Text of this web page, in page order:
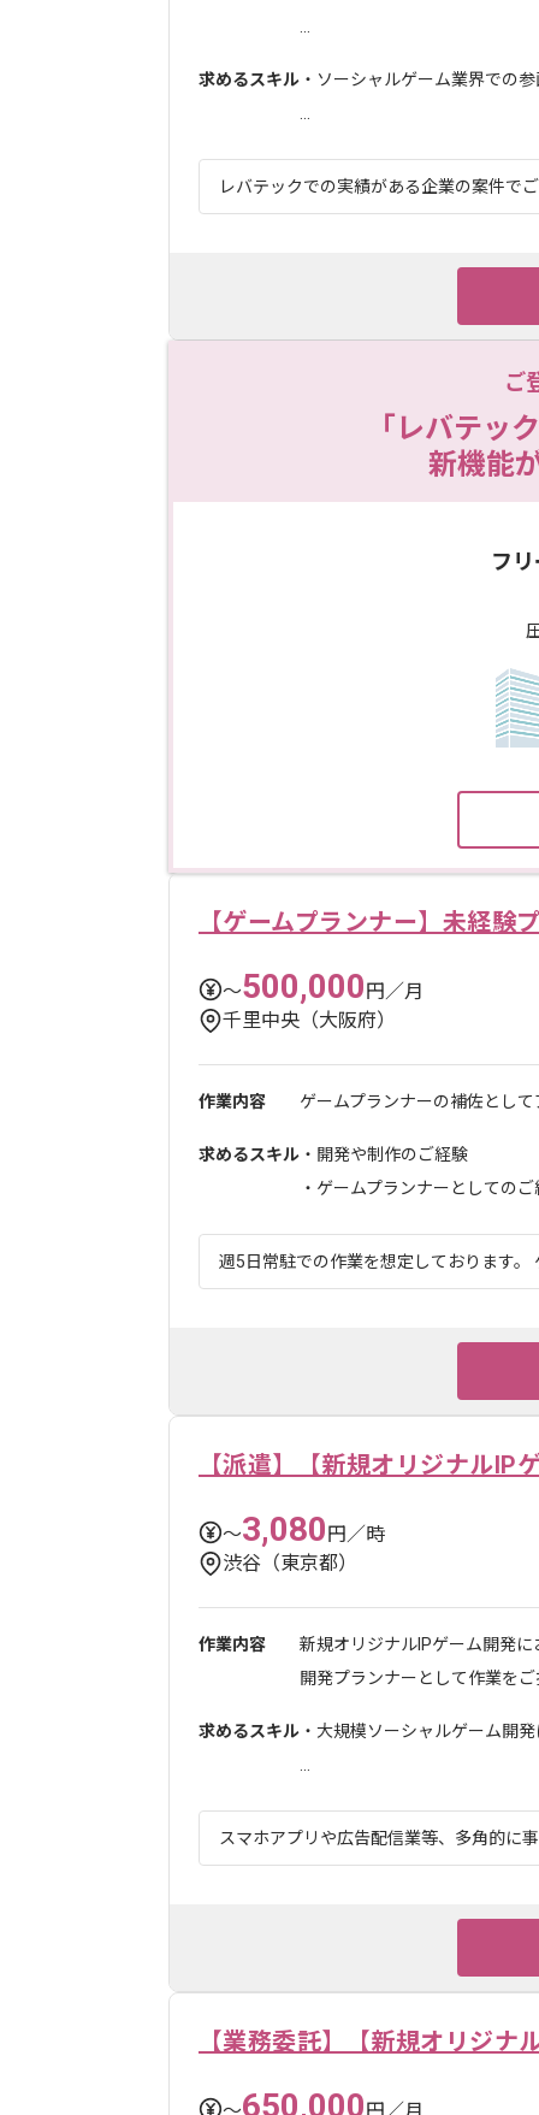
求めるスキル ・ソーシャルゲーム業界での
レバテックでの実績がある企業の案件で
ご
「レバテッ
新機能
フ
【ゲームプランナー】未経験
〜500,000円／月
千里中央（大阪府）
作業内容 ゲームプランナーの補佐とし
求めるスキル ・開発や制作のご経験
・ゲームプランナーとしてのご
週5日常駐での作業を想定しております
【派遣】【新規オリジナルIP
〜3,080円／時
渋谷（東京都）
作業内容
新規オリジナルIPゲーム開発に
開発プランナーとして作業をご
求めるスキル ・大規模ソーシャルゲーム開
スマホアプリや広告配信業等、多角的に
【業務委託】【新規オリジナ
650,000